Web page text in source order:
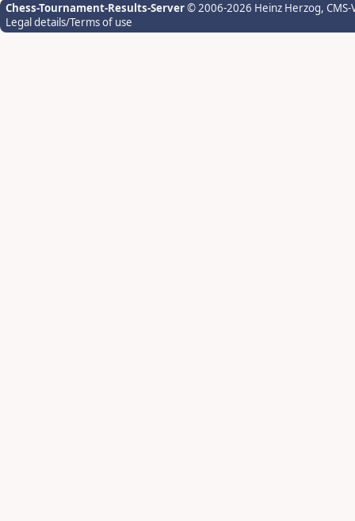
Chess-Tournament-Results-Server© 2006-2026 Heinz Herzog,
Legal details/Terms of use